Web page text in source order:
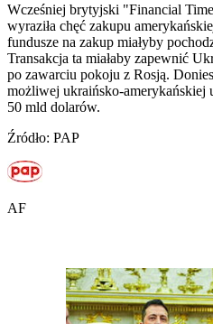
Wcześniej brytyjski "Financial
wyraziła chęć zakupu
fundusze na zakup miałyby
Transakcja ta miałaby zapewnić
po zawarciu pokoju z Rosją.
możliwej ukraińsko-amerykańskiej
50 mld dolarów.
Źródło: PAP
AF